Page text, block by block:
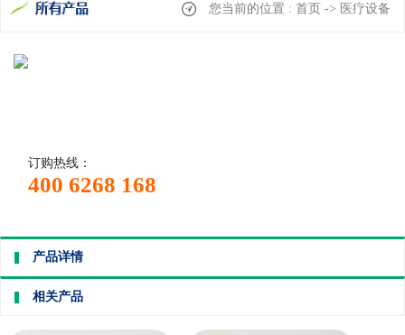
您当前的位置 : 首页 -> 医疗设备
订购热线：
400 6268 168
产品详情
相关产品